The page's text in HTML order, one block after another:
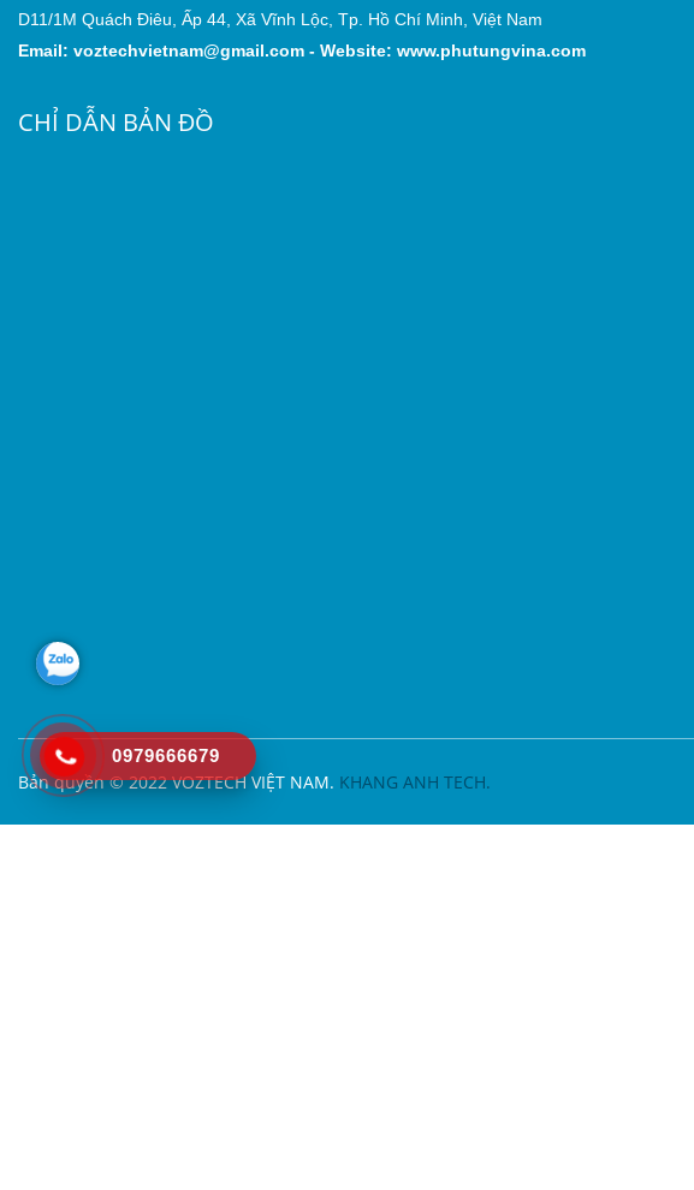
D11/1M Quách Điêu, Ấp 44, Xã Vĩnh Lộc, Tp. Hồ Chí Minh, Việt Nam
Email: voztechvietnam@gmail.com - Website: www.phutungvina.com
CHỈ DẪN BẢN ĐỒ
Bản quyền © 2022 VOZTECH VIỆT NAM. KHANG ANH TECH.
0979666679